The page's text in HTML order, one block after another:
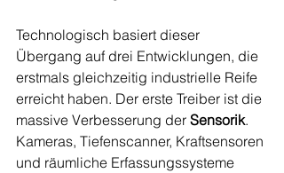
Technologisch basiert dieser
Übergang auf drei Entwicklungen, die
erstmals gleichzeitig industrielle Reife
erreicht haben. Der erste Treiber ist die
massive Verbesserung der Sensorik.
Kameras, Tiefenscanner, Kraftsensoren
und räumliche Erfassungssysteme